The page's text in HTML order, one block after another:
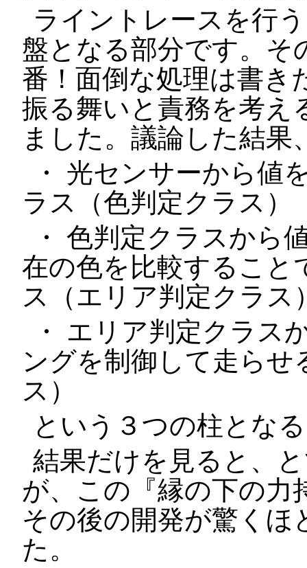
ライントレースを行
盤となる部分です。そ
番！面倒な処理は書き
振る舞いと責務を考え
ました。議論した結果
・ 光センサーから値
ラス（色判定クラス）
・ 色判定クラスから
在の色を比較すること
ス（エリア判定クラス
・ エリア判定クラス
ングを制御して走ら
ス）
という３つの柱とな
結果だけを見ると、
が、この『縁の下の力
その後の開発が驚く
た。